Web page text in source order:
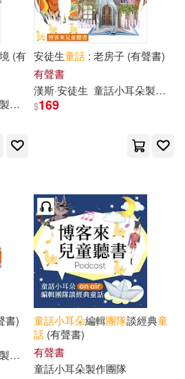
(有
製作 團隊
安徒生童話 : 老房子 (有聲書)
有聲書
漢斯·安徒生 童話小耳朵製作
$169
書)
製作 團隊
童話小耳朵編輯團隊談經典童
話 (有聲書)
有聲書
童話小耳朵製作團隊